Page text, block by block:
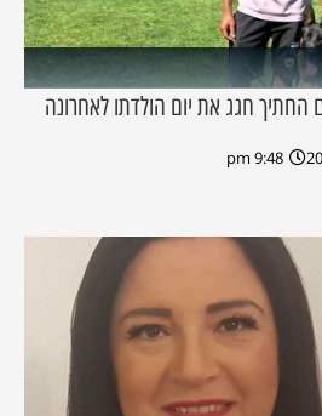
החתיך חגג את יום הולדתו לאחרונה
9:48 pm